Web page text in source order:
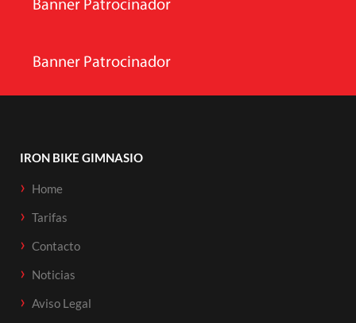
IRON BIKE GIMNASIO
Home
Tarifas
Contacto
Noticias
Aviso Legal